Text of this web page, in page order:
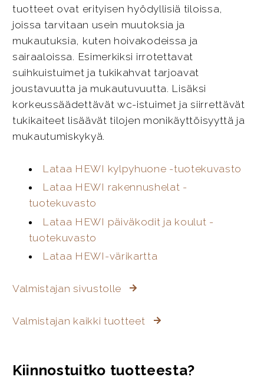
tuotteet ovat erityisen hyödyllisiä tiloissa,
joissa tarvitaan usein muutoksia ja
mukautuksia, kuten hoivakodeissa ja
sairaaloissa. Esimerkiksi irrotettavat
suihkuistuimet ja tukikahvat tarjoavat
joustavuutta ja mukautuvuutta. Lisäksi
korkeussäädettävät wc-istuimet ja siirrettävät
tukikaiteet lisäävät tilojen monikäyttöisyyttä ja
mukautumiskykyä.
Lataa HEWI kylpyhuone -tuotekuvasto
Lataa HEWI rakennushelat -
tuotekuvasto
Lataa HEWI päiväkodit ja koulut -
tuotekuvasto
Lataa HEWI-värikartta
Valmistajan sivustolle
Valmistajan kaikki tuotteet
Kiinnostuitko tuotteesta?